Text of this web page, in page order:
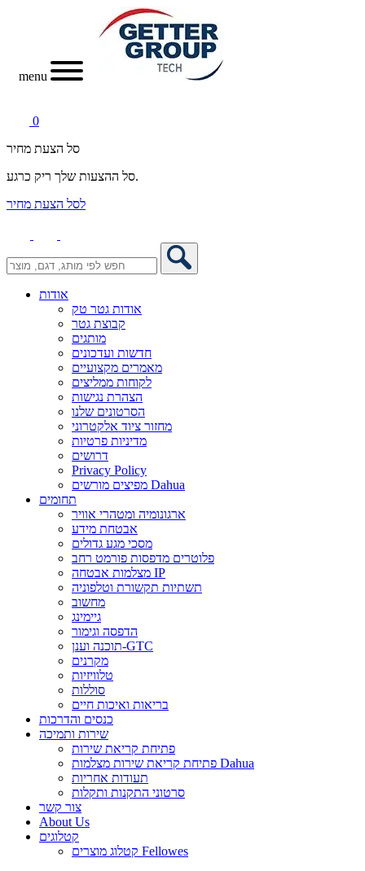
menu
0
סל הצעת מחיר
סל ההצעות שלך ריק כרגע.
לסל הצעת מחיר
אודות
אודות גטר טק
קבוצת גטר
מותגים
חדשות ועדכונים
מאמרים מקצועיים
לקוחות ממליצים
הצהרת נגישות
הסרטונים שלנו
מחזור ציוד אלקטרוני
מדיניות פרטיות
דרושים
Privacy Policy
מפיצים מורשים Dahua
תחומים
ארגונומיה ומטהרי אוויר
אבטחת מידע
מסכי מגע גדולים
פלוטרים מדפסות פורמט רחב
מצלמות אבטחה IP
תשתיות תקשורת וטלפוניה
מחשוב
גיימינג
הדפסה וגימור
תוכנה וענן-GTC
מקרנים
טלוויזיות
סוללות
בריאות ואיכות חיים
כנסים והדרכות
שירות ותמיכה
פתיחת קריאת שירות
פתיחת קריאת שירות מצלמות Dahua
תעודות אחריות
סרטוני התקנות ותקלות
צור קשר
About Us
קטלוגים
קטלוג מוצרים Fellowes